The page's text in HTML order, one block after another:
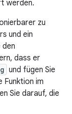
werden.
zu
und ein
dass er
und fügen Sie
Funktion im
Sie darauf, die